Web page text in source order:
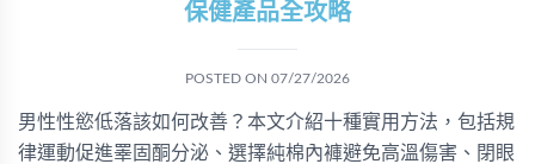
保健產品全攻略
POSTED ON 07/27/2026
男性性慾低落該如何改善？本文介紹十種實用方法，包括規
律運動促進睪固酮分泌、選擇純棉內褲避免高溫傷害、閉眼